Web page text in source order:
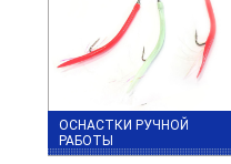
ОСНАСТКИ РУЧНОЙ
РАБОТЫ